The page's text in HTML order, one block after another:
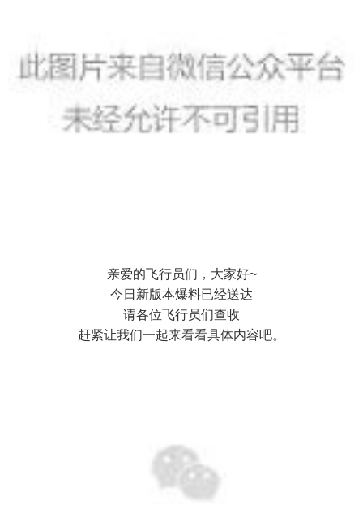
亲爱的飞行员们，大家好~
今日新版本爆料已经送达
请各位飞行员们查收
赶紧让我们一起来看看具体内容吧。